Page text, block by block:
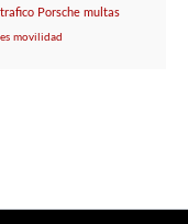
trafico Porsche multas
movilidad